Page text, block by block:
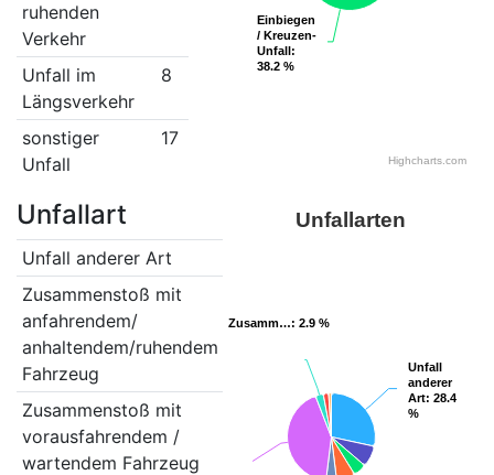
ruhenden
Verkehr
Unfall im
Längsverkehr
8
sonstiger
Unfall
17
Einbiegen
/ Kreuzen-
Unfall:
38.2 %
Einbiegen
/ Kreuzen-
Unfall:
38.2 %
Highcharts.com
Unfallart
Unfall anderer Art
Zusammenstoß mit
anfahrendem/
anhaltendem/ruhendem
Fahrzeug
Zusammenstoß mit
vorausfahrendem /
wartendem Fahrzeug
Unfallarten
Unfall
anderer
Art: 28.4
%
Unfall
anderer
Art: 28.4
%
Zusamm…: 2.9 %
Zusamm…: 2.9 %